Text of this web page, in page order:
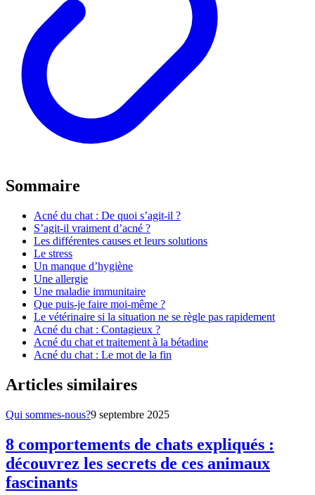
Sommaire
Acné du chat : De quoi s’agit-il ?
S’agit-il vraiment d’acné ?
Les différentes causes et leurs solutions
Le stress
Un manque d’hygiène
Une allergie
Une maladie immunitaire
Que puis-je faire moi-même ?
Le vétérinaire si la situation ne se règle pas rapidement
Acné du chat : Contagieux ?
Acné du chat et traitement à la bétadine
Acné du chat : Le mot de la fin
Articles similaires
Qui sommes-nous?9 septembre 2025
8 comportements de chats expliqués :
découvrez les secrets de ces animaux
fascinants